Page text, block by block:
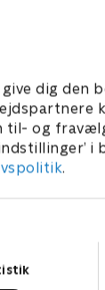
dig den
og
i
.